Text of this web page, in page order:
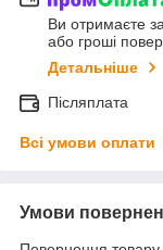
Ви отримаєте
або гроші
Детальніше
Післяплата
Всі умови оплати
Умови